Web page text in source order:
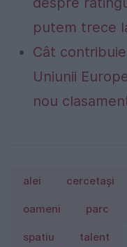
putem trece
Cât
Uniunii
nou
alei cercetași
oameni parc
spatiu talent